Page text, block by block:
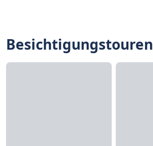
Besichtigungstouren